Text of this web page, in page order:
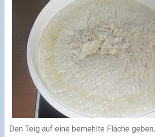
Den Teig auf eine bemehlte Fläche geben,